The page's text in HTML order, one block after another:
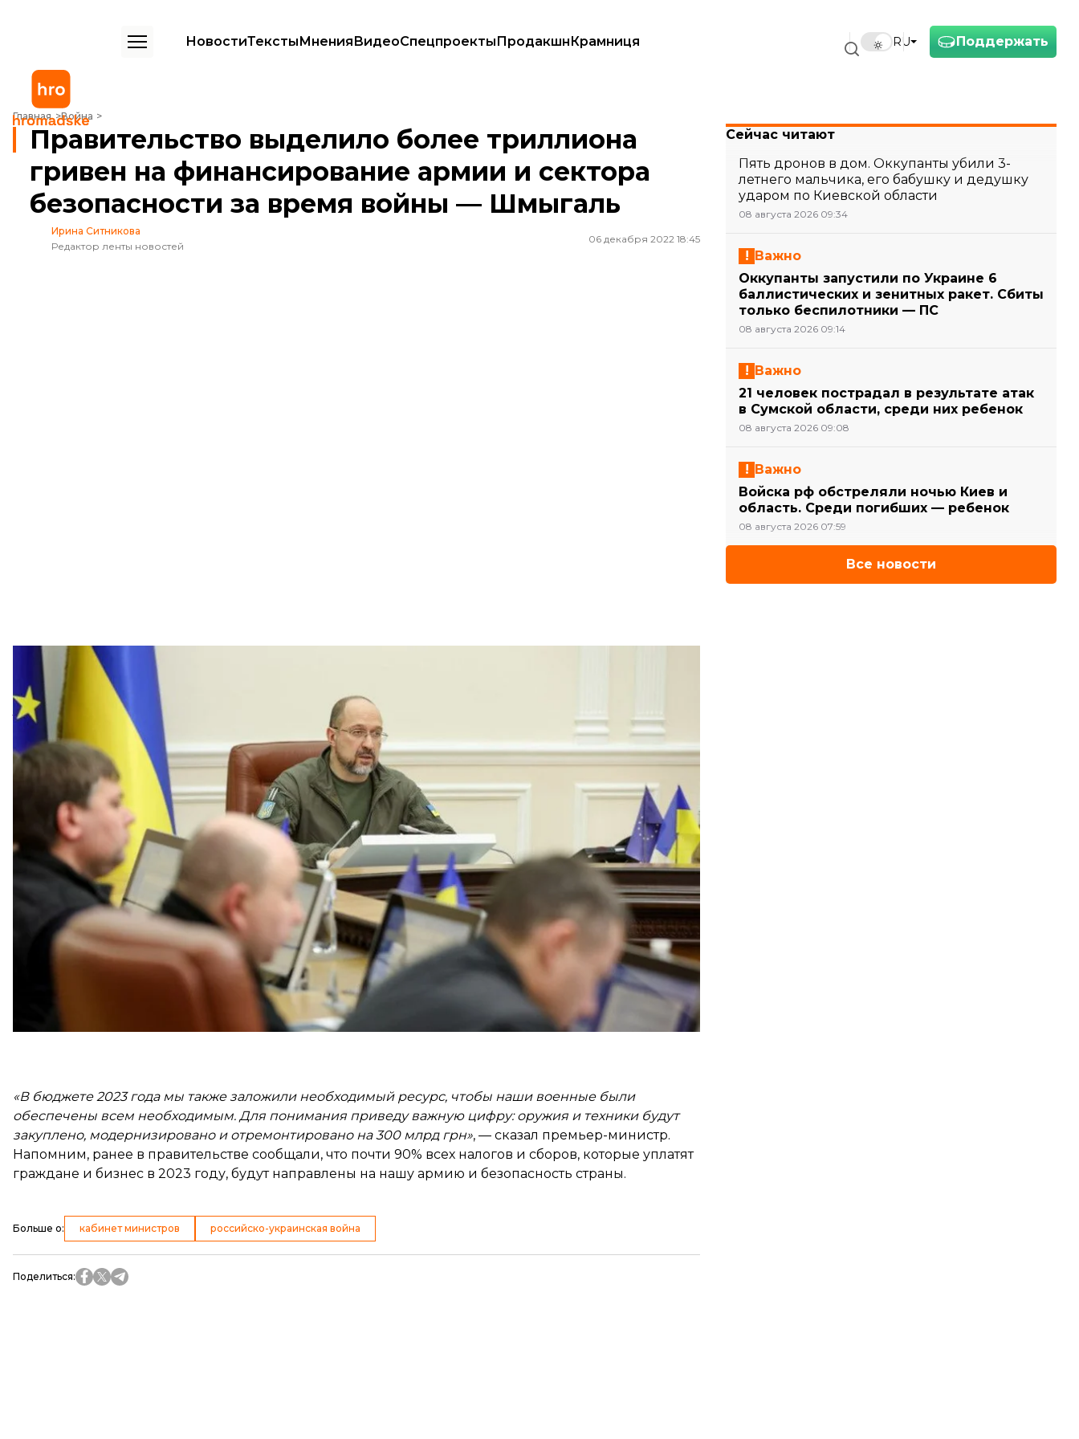
Поддержать
RU
НовостиТекстыМненияВидеоСпецпроектыПродакшнКрамниця
Главная Война
Правительство выделило более триллиона гривен на финансирование армии и сектора безопасности за время войны — Шмыгаль
Правительство выделило более триллиона
гривен на финансирование армии и сектора
безопасности за время войны — Шмыгаль
Ирина Ситникова
Редактор ленты новостей
06 декабря 2022 18:45
За время войны на финансирование армии и сектора безопасности Кабинет министров выделил 1
трлн 130 млрд гривен. Абсолютно все налоги, которые граждане и бизнес сейчас платят в бюджет,
направляют на обеспечение наших военных.
Об этом сообщил
премьер-министр Денис Шмыгаль.
По его словам, на финансирование армии и безопасности страны сейчас направляется большая
часть всех бюджетных ресурсов.
На зарплаты всем, кто сейчас защищает Украину, было выделено 770 миллиардов гривен. А на
закупку, ремонт и модернизацию техники и вооружения выделили 176,2 миллиарда гривен — это
больше, чем за последние 10 лет.
«В бюджете 2023 года мы также заложили необходимый ресурс, чтобы наши военные были
обеспечены всем необходимым. Для понимания приведу важную цифру: оружия и техники будут
закуплено, модернизировано и отремонтировано на 300 млрд грн», — сказал премьер-министр.
Напомним, ранее в правительстве сообщали, что почти 90% всех налогов и сборов, которые уплатят
граждане и бизнес в 2023 году, будут направлены на нашу армию и безопасность страны.
Больше о: кабинет министров российско-украинская война
Поделиться:
Сейчас читают
Пять дронов в дом. Оккупанты убили 3-
летнего мальчика, его бабушку и дедушку
ударом по Киевской области
08 августа 2026 09:34
Важно
Оккупанты запустили по Украине 6
баллистических и зенитных ракет. Сбиты
только беспилотники — ПС
08 августа 2026 09:14
Важно
21 человек пострадал в результате атак
в Сумской области, среди них ребенок
08 августа 2026 09:08
Важно
Войска рф обстреляли ночью Киев и
область. Среди погибших — ребенок
08 августа 2026 07:59
Все новости